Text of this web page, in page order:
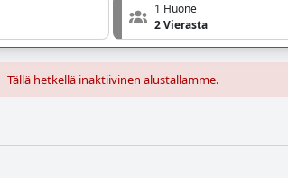
1 Huone
2 Vierasta
Tällä hetkellä inaktiivinen alustallamme.